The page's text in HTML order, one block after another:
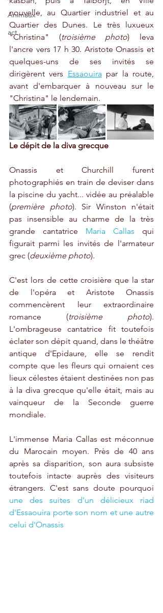
Animaux
act
nouvelle, au Quartier industriel et au
Quartier des Dunes. Le très luxueux
"Christina" (troisième photo) leva
l'ancre vers 17 h 30. Aristote Onassis et
quelques-uns de ses invités se
dirigèrent vers Essaouira par la route,
avant d'embarquer à nouveau sur le
"Christina" le lendemain.
Le dépit de la diva grecque
Onassis et Churchill furent
photographiés en train de deviser dans
la piscine du yacht... vidée au préalable
(première photo). Sir Winston n'était
pas insensible au charme de la très
grande cantatrice Maria Callas qui
figurait parmi les invités de l'armateur
grec (deuxième photo).
C'est lors de cette croisière que la star
de l'opéra et Aristote Onassis
commencèrent leur extraordinaire
romance (troisième photo).
L'ombrageuse cantatrice fit toutefois
éclater son dépit quand, dans le théâtre
antique d'Epidaure, elle se rendit
compte que les fleurs qui ornaient ces
lieux célestes étaient destinées non pas
à la diva grecque qu'elle était, mais au
vainqueur de la Seconde guerre
mondiale.
L'immense Maria Callas est méconnue
du Marocain moyen. Près de 40 ans
après sa disparition, son aura subsiste
toutefois intacte auprès des visiteurs
une des suites d'un délicieux riad
d'Essaouira porte son nom et une autre
celui d'Onassis